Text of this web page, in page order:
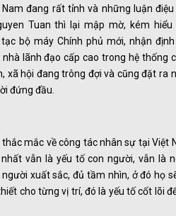
đang rất tỉnh và những luận
Tuan thì lại mập mờ, kém hiểu
bộ máy Chính phủ mới, nhận
lãnh đạo cấp cao trong hệ thống
xã hội đang trông đợi và cũng đặt ra
đứng đầu.
mắc về công tác nhân sự tại Việt
vẫn là yếu tố con người, vẫn là
người xuất sắc, đủ tầm nhìn, ở đó họ
cho từng vị trí, đó là yếu tố cốt lõi